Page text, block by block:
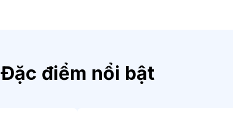
Đặc điểm nổi bật